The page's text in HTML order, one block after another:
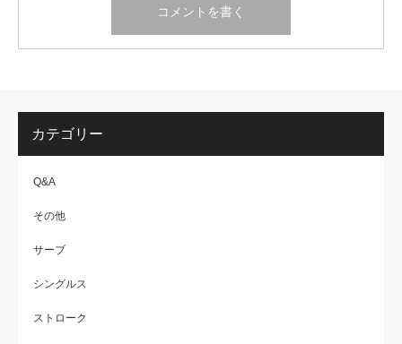
カテゴリー
Q&A
その他
サーブ
シングルス
ストローク